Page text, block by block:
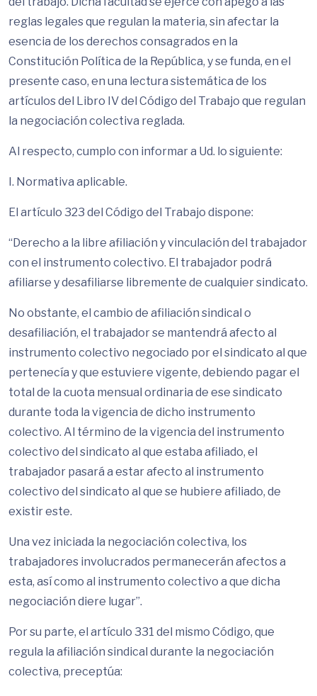
reglas legales que regulan la materia, sin afectar la
esencia de los derechos consagrados en la
Constitución Política de la República, y se funda, en el
presente caso, en una lectura sistemática de los
artículos del Libro IV del Código del Trabajo que regulan
la negociación colectiva reglada.
Al respecto, cumplo con informar a Ud. lo siguiente:
I. Normativa aplicable.
El artículo 323 del Código del Trabajo dispone:
“Derecho a la libre afiliación y vinculación del trabajador
con el instrumento colectivo. El trabajador podrá
afiliarse y desafiliarse libremente de cualquier sindicato.
No obstante, el cambio de afiliación sindical o
desafiliación, el trabajador se mantendrá afecto al
instrumento colectivo negociado por el sindicato al que
pertenecía y que estuviere vigente, debiendo pagar el
total de la cuota mensual ordinaria de ese sindicato
durante toda la vigencia de dicho instrumento
colectivo. Al término de la vigencia del instrumento
colectivo del sindicato al que estaba afiliado, el
trabajador pasará a estar afecto al instrumento
colectivo del sindicato al que se hubiere afiliado, de
existir este.
Una vez iniciada la negociación colectiva, los
trabajadores involucrados permanecerán afectos a
esta, así como al instrumento colectivo a que dicha
negociación diere lugar”.
Por su parte, el artículo 331 del mismo Código, que
regula la afiliación sindical durante la negociación
colectiva, preceptúa: